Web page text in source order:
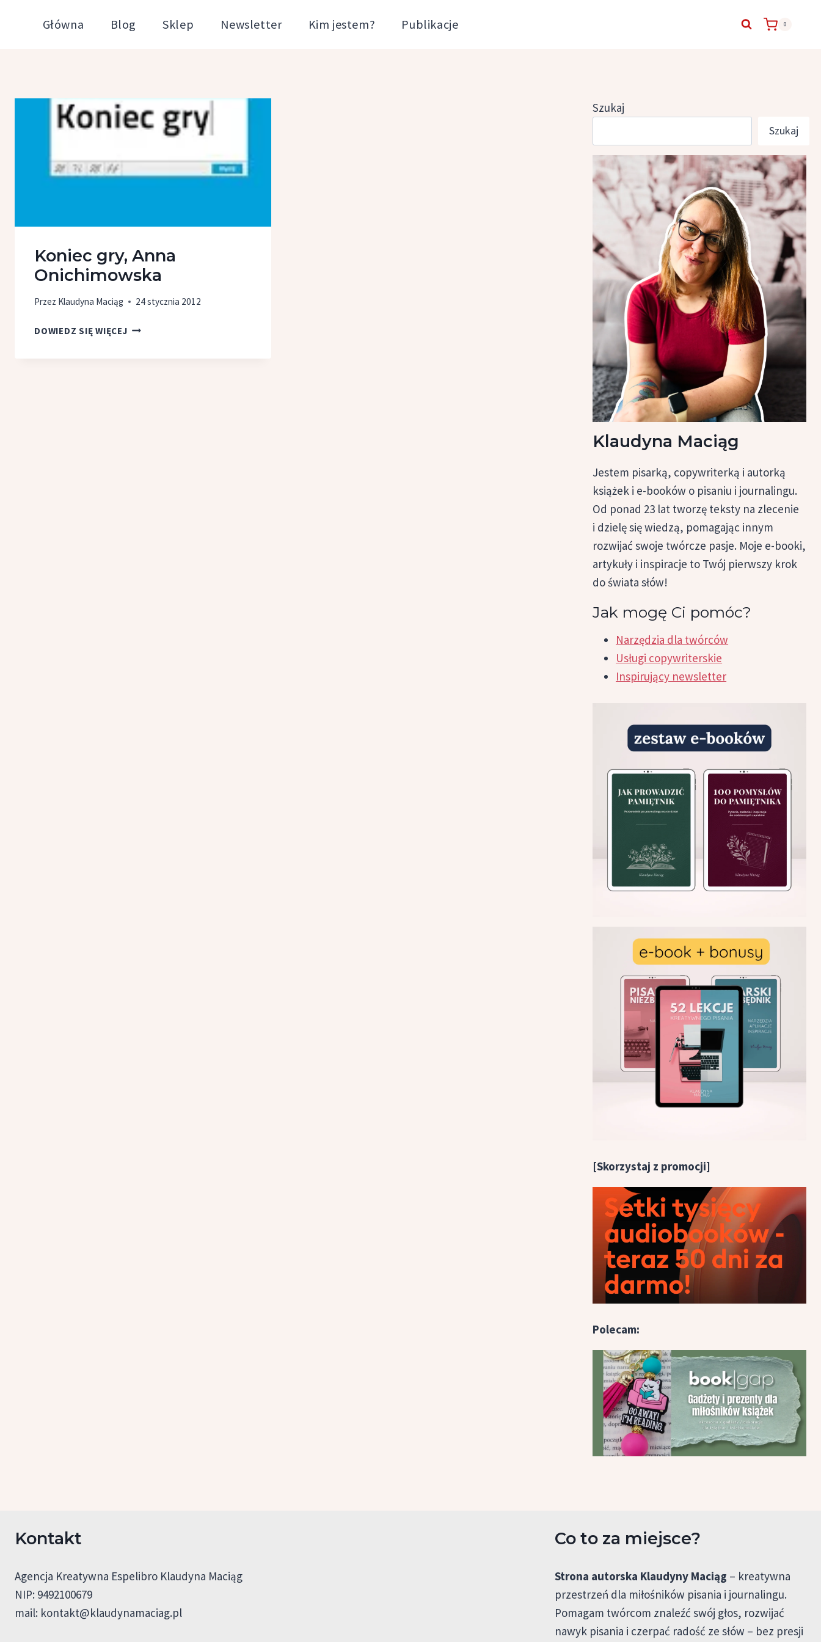
Główna Blog Sklep Newsletter Kim jestem? Publikacje 0
Koniec gry, Anna
Onichimowska
Przez Klaudyna Maciąg 24 stycznia 2012
DOWIEDZ SIĘ WIĘCEJKONIEC
Szukaj
Szukaj
Klaudyna Maciąg
Jestem pisarką, copywriterką i autorką
książek i e-booków o pisaniu i journalingu.
Od ponad 23 lat tworzę teksty na zlecenie
i dzielę się wiedzą, pomagając innym
rozwijać swoje twórcze pasje. Moje e-booki,
artykuły i inspiracje to Twój pierwszy krok
do świata słów!
Jak mogę Ci pomóc?
Narzędzia dla twórców
Usługi copywriterskie
Inspirujący newsletter
[Skorzystaj z promocji]
Polecam:
Kontakt
Agencja Kreatywna Espelibro Klaudyna Maciąg
NIP: 9492100679
mail: kontakt@klaudynamaciag.pl
Co to za miejsce?
Strona autorska Klaudyny Maciąg – kreatywna
przestrzeń dla miłośników pisania i journalingu.
Pomagam twórcom znaleźć swój głos, rozwijać
nawyk pisania i czerpać radość ze słów – bez presji